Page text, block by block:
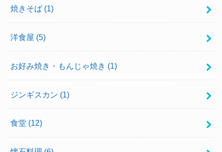
焼きそば (1)
洋食屋 (5)
お好み焼き・もんじゃ焼き (1)
ジンギスカン (1)
食堂 (12)